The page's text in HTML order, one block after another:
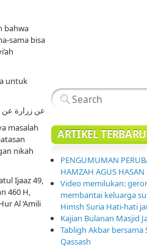
bahwa
sama bisa
untuk
عن زرارة عن
masalah
nikah
Ijaaz 49,
460 H,
Al ‘Amili
ARTIKEL TERBARU
PENGUMUMAN
HAMZAH AGUS HASAN
Video memilukan:
membantai keluarga
Himsh Suria Hati-hati
Kajian Bulanan Masjid
Tabligh Akbar
Qassash